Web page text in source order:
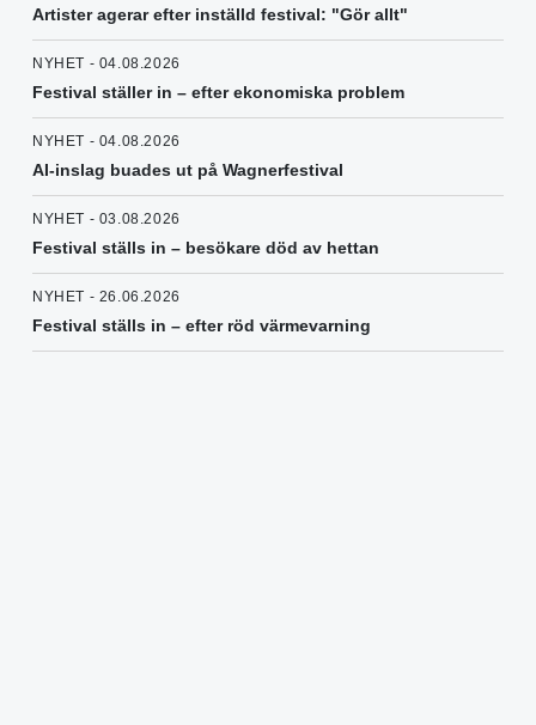
Artister agerar efter inställd festival: "Gör allt"
NYHET - 04.08.2026
Festival ställer in – efter ekonomiska problem
NYHET - 04.08.2026
AI-inslag buades ut på Wagnerfestival
NYHET - 03.08.2026
Festival ställs in – besökare död av hettan
NYHET - 26.06.2026
Festival ställs in – efter röd värmevarning